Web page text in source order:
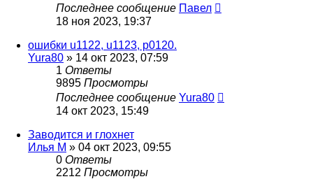
Последнее сообщение Павел
18 ноя 2023, 19:37
ошибки u1122, u1123, p0120.
Yura80 » 14 окт 2023, 07:59
1 Ответы
9895 Просмотры
Последнее сообщение Yura80
14 окт 2023, 15:49
Заводится и глохнет
Илья М » 04 окт 2023, 09:55
0 Ответы
2212 Просмотры